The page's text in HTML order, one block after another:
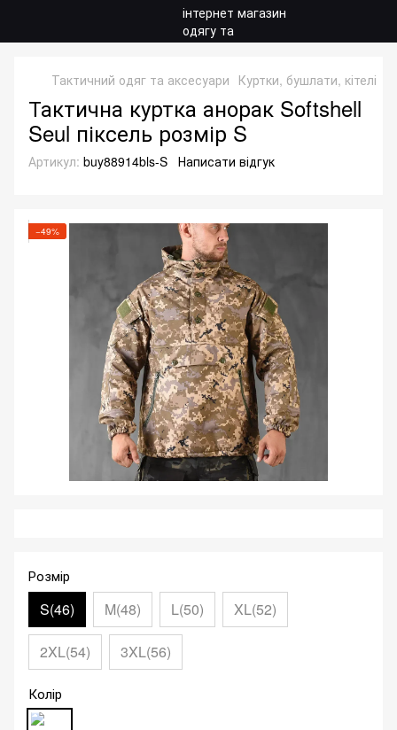
Тактичний одяг та аксесуари Куртки, бушлати, кітелі
Тактична куртка анорак Softshell
Seul піксель розмір S
Артикул: buy88914bls-S Написати відгук
−49%
Розмір
S(46) M(48) L(50) XL(52)
2XL(54) 3XL(56)
Колір